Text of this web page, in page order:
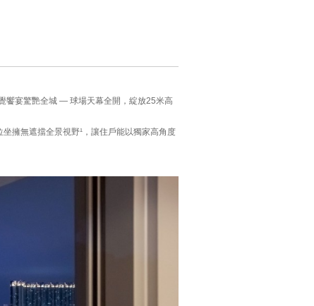
饗宴驚艷全城 — 球場天幕全開，綻放25米高
擁無遮擋全景視野¹，讓住戶能以獨家高角度